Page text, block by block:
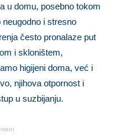
u domu, posebno tokom
i stresno
često pronalaze put
i skloništem,
higijeni doma, već i
njihova otpornost i
u suzbijanju.